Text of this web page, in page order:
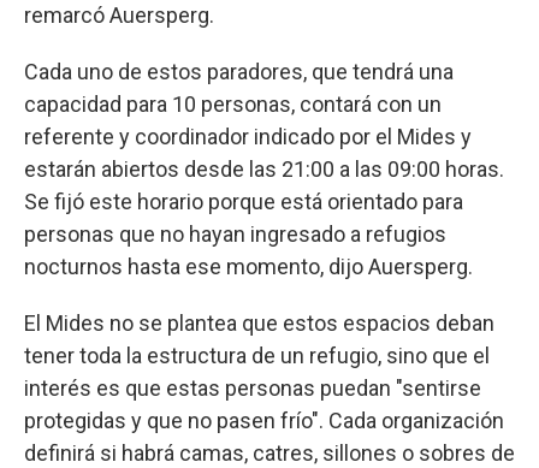
remarcó Auersperg.
Cada uno de estos paradores, que tendrá una
capacidad para 10 personas, contará con un
referente y coordinador indicado por el Mides y
estarán abiertos desde las 21:00 a las 09:00 horas.
Se fijó este horario porque está orientado para
personas que no hayan ingresado a refugios
nocturnos hasta ese momento, dijo Auersperg.
El Mides no se plantea que estos espacios deban
tener toda la estructura de un refugio, sino que el
interés es que estas personas puedan "sentirse
protegidas y que no pasen frío". Cada organización
definirá si habrá camas, catres, sillones o sobres de